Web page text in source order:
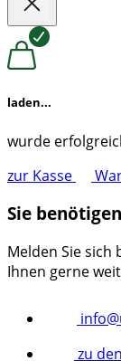
laden...
wurde
zur Kasse
Sie
Melden Sie
Ihnen gerne
zu